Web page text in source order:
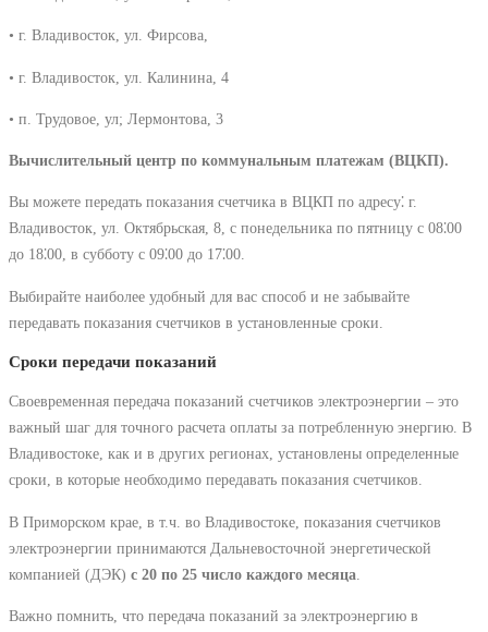
• г. Владивосток, ул. Фирсова,
• г. Владивосток, ул. Калинина, 4
• п. Трудовое, ул; Лермонтова, 3
Вычислительный центр по коммунальным платежам (ВЦКП).
Вы можете передать показания счетчика в ВЦКП по адресу⁚ г.
Владивосток, ул. Октябрьская, 8, с понедельника по пятницу с 08⁚00
до 18⁚00, в субботу с 09⁚00 до 17⁚00.
Выбирайте наиболее удобный для вас способ и не забывайте
передавать показания счетчиков в установленные сроки.
Сроки передачи показаний
Своевременная передача показаний счетчиков электроэнергии – это
важный шаг для точного расчета оплаты за потребленную энергию. В
Владивостоке, как и в других регионах, установлены определенные
сроки, в которые необходимо передавать показания счетчиков.
В Приморском крае, в т.ч. во Владивостоке, показания счетчиков
электроэнергии принимаются Дальневосточной энергетической
компанией (ДЭК) с 20 по 25 число каждого месяца
Важно помнить, что передача показаний за электроэнергию в